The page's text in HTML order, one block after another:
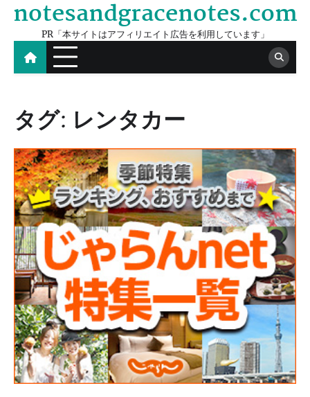
Skip
content
notesandgracenotes.com
PR「本サイトはアフィリエイト広告を利用しています」
タグ: レンタカー